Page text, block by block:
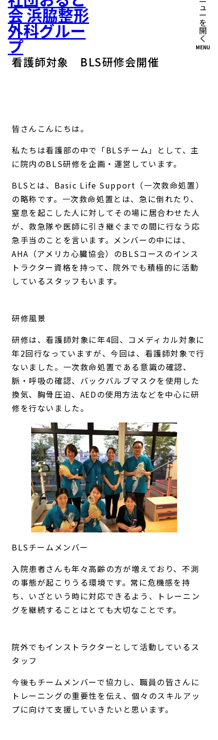
MENU
看護師対象 BLS研修会開催
皆さんこんにちは。
私たちは看護部の中で「BLSチーム」として、主
に院内のBLS研修を企画・運営しています。
BLSとは、Basic Life Support（一次救命処置）
の略称です。一次救命処置とは、急に倒れたり、
窒息を起こした人に対してその場に居合わせた人
が、救急隊や医師に引き継ぐまでの間に行なう応
急手当のことを言います。メンバーの中には、
AHA（アメリカ心臓協会）のBLSコースのインス
トラクター資格を持って、院外でも積極的に活動
しているスタッフもいます。
研修風景
研修は、看護師対象に年4回、コメディカル対象に
年2回行なっていますが、今回は、看護師対象で行
ないました。一次救命処置である意識の確認、
脈・呼吸の確認、バックバルブマスクを使用した
換気、胸骨圧迫、AEDの使用方法などを中心に研
修を行ないました。
BLSチームメンバー
入院患者さんも年々高齢の方が増えており、不測
の事態が起こりうる環境です。常に危機感を持
ち、いざという時に対応できるよう、トレーニン
グを継続することはとても大切なことです。
院外でもインストラクターとして活動しているス
タッフ
今後もチームメンバーで協力し、職員の皆さんに
トレーニングの重要性を伝え、個々のスキルアッ
プに向けて支援していきたいと思います。